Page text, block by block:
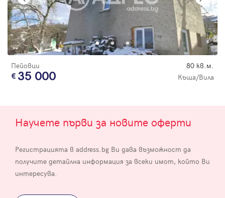
Пейовци 80 кв.м.
35 000 Къща/Вила
Научете първи за новите оферти
Регистрацията в address.bg Ви дава възможност да
получите детайлна информация за всеки имот, който Ви
интересува.